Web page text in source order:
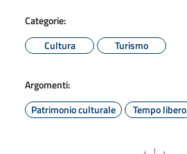
Categorie:
Cultura
Turismo
Argomenti:
Patrimonio culturale
Tempo libero